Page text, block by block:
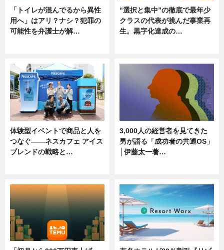
「トイレが混んでるから異性
用へ」はアリ？ナシ？犯罪の
可能性を弁護士が解…
“選択と集中”の徹底で最年少
クラスの代表が挑んだ事業再
生。黒字化達成の…
体験型イベントで商品と人を
つなぐ――ネスカフェ アイス
ブレンドの戦略と…
3,000人の経営者を見てきた
男が語る「成功者の共通OS」
│伊藤太一著…